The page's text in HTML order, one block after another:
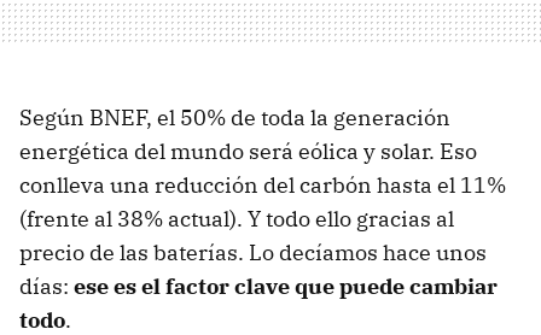
Según BNEF, el 50% de toda la generación
energética del mundo será eólica y solar. Eso
conlleva una reducción del carbón hasta el 11%
(frente al 38% actual). Y todo ello gracias al
precio de las baterías. Lo decíamos hace unos
días: ese es el factor clave que puede cambiar
todo.